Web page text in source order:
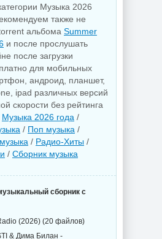
Музыка 2026
также не
альбома Summer
и после прослушать
после загрузки
для мобильных
андроид, планшет,
ipad различных версий
скорости без рейтинга
Музыка 2026 года /
/ Поп музыка /
/ Радио-Хиты /
/ Сборник музыка
сборник с
(2026) (20 файлов)
& Дима Билан -